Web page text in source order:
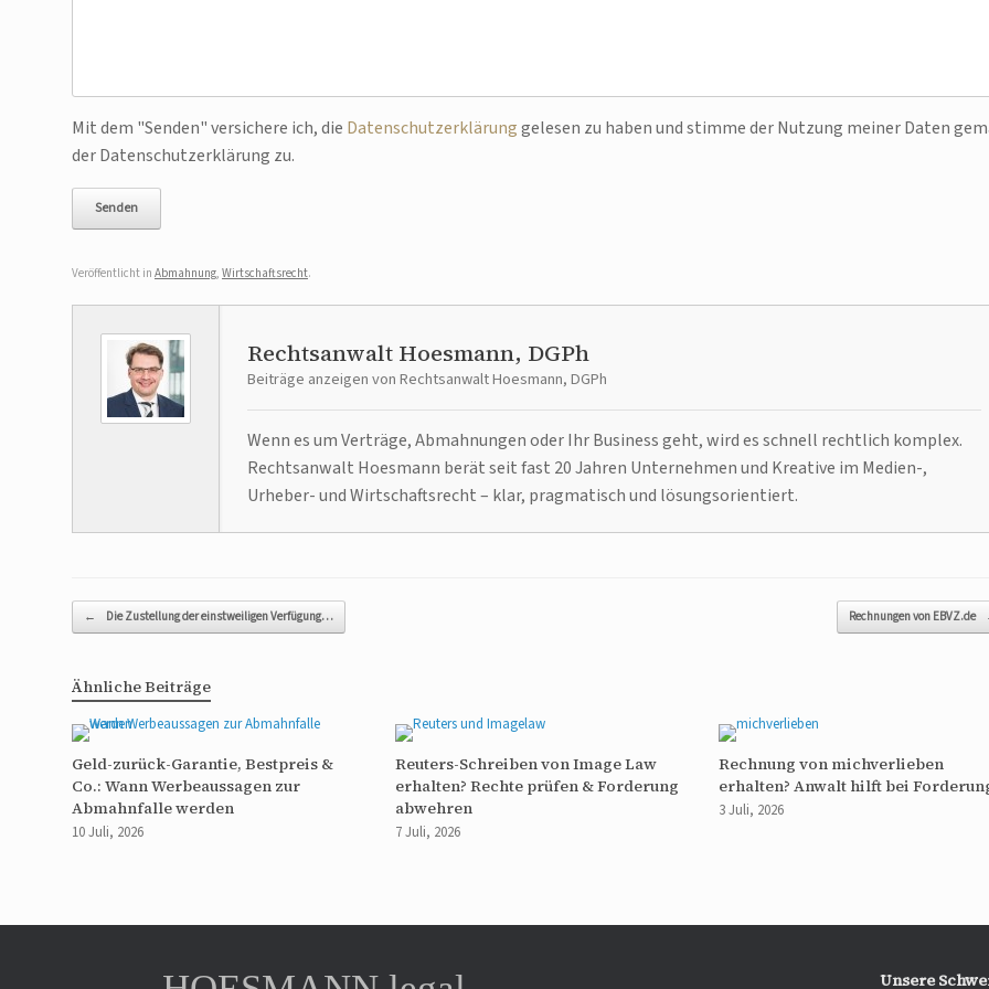
Bitte lasse dieses Feld leer.
Mit dem "Senden" versichere ich, die Datenschutzerklärunggelesen zu haben und stimme der Nutzung meiner Daten
der Datenschutzerklärung zu.
Veröffentlicht in Abmahnung, Wirtschaftsrecht.
Rechtsanwalt Hoesmann, DGPh
Beiträge anzeigen von Rechtsanwalt Hoesmann, DGPh
Wenn es um Verträge, Abmahnungen oder Ihr Business geht, wird es schnell rechtlich komplex.
Rechtsanwalt Hoesmann berät seit fast 20 Jahren Unternehmen und Kreative im Medien-,
Urheber- und Wirtschaftsrecht – klar, pragmatisch und lösungsorientiert.
Beitragsnavigation
← Die Zustellung der einstweiligen Verfügung… Rechnungen von EBVZ.de
Ähnliche Beiträge
Geld-zurück-Garantie, Bestpreis &
Co.: Wann Werbeaussagen zur
Abmahnfalle werden
10 Juli, 2026
Reuters-Schreiben von Image Law
erhalten? Rechte prüfen & Forderung
abwehren
7 Juli, 2026
Rechnung von michverlieben
erhalten? Anwalt hilft bei
3 Juli, 2026
Unsere